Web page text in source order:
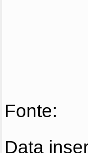
Fonte:
Data